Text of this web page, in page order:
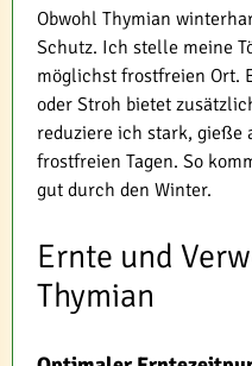
Obwohl Thymian
Schutz. Ich stelle meine
möglichst frostfreien Ort.
oder Stroh bietet
reduziere ich stark, gieße
frostfreien Tagen. So
gut durch den Winter.
Ernte und
Thymian